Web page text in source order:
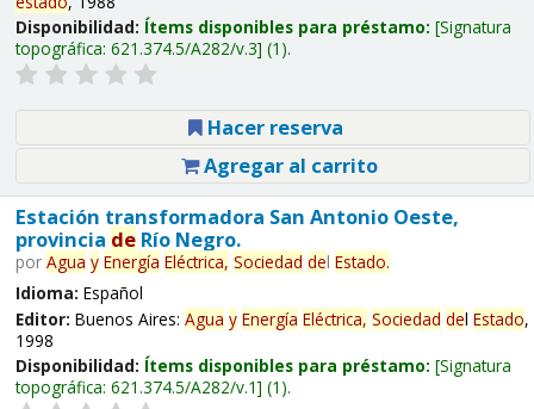
Disponibilidad: Ítems disponibles para préstamo: Signatura
topográfica: 621.374.5/A282/v.3 (1).
Hacer reserva
Agregar al carrito
Estación transformadora San Antonio Oeste,
provincia deRío Negro.
por Agua y Energía Eléctrica, Sociedad del Estado.
Idioma: Español
Editor: Buenos Aires: Agua y Energía Eléctrica, Sociedad del Estado,
1998
Disponibilidad: Ítems disponibles para préstamo: Signatura
topográfica: 621.374.5/A282/v.1 (1).